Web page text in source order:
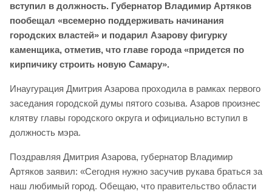
вступил в должность. Губернатор Владимир Артяков
пообещал «всемерно поддерживать начинания
городских властей» и подарил Азарову фигурку
каменщика, отметив, что главе города «придется по
кирпичику строить новую Самару».
Инаугурация Дмитрия Азарова проходила в рамках первого
заседания городской думы пятого созыва. Азаров произнес
клятву главы городского округа и официально вступил в
должность мэра.
Поздравляя Дмитрия Азарова, губернатор Владимир
Артяков заявил: «Сегодня нужно засучив рукава браться за
наш любимый город. Обещаю, что правительство области